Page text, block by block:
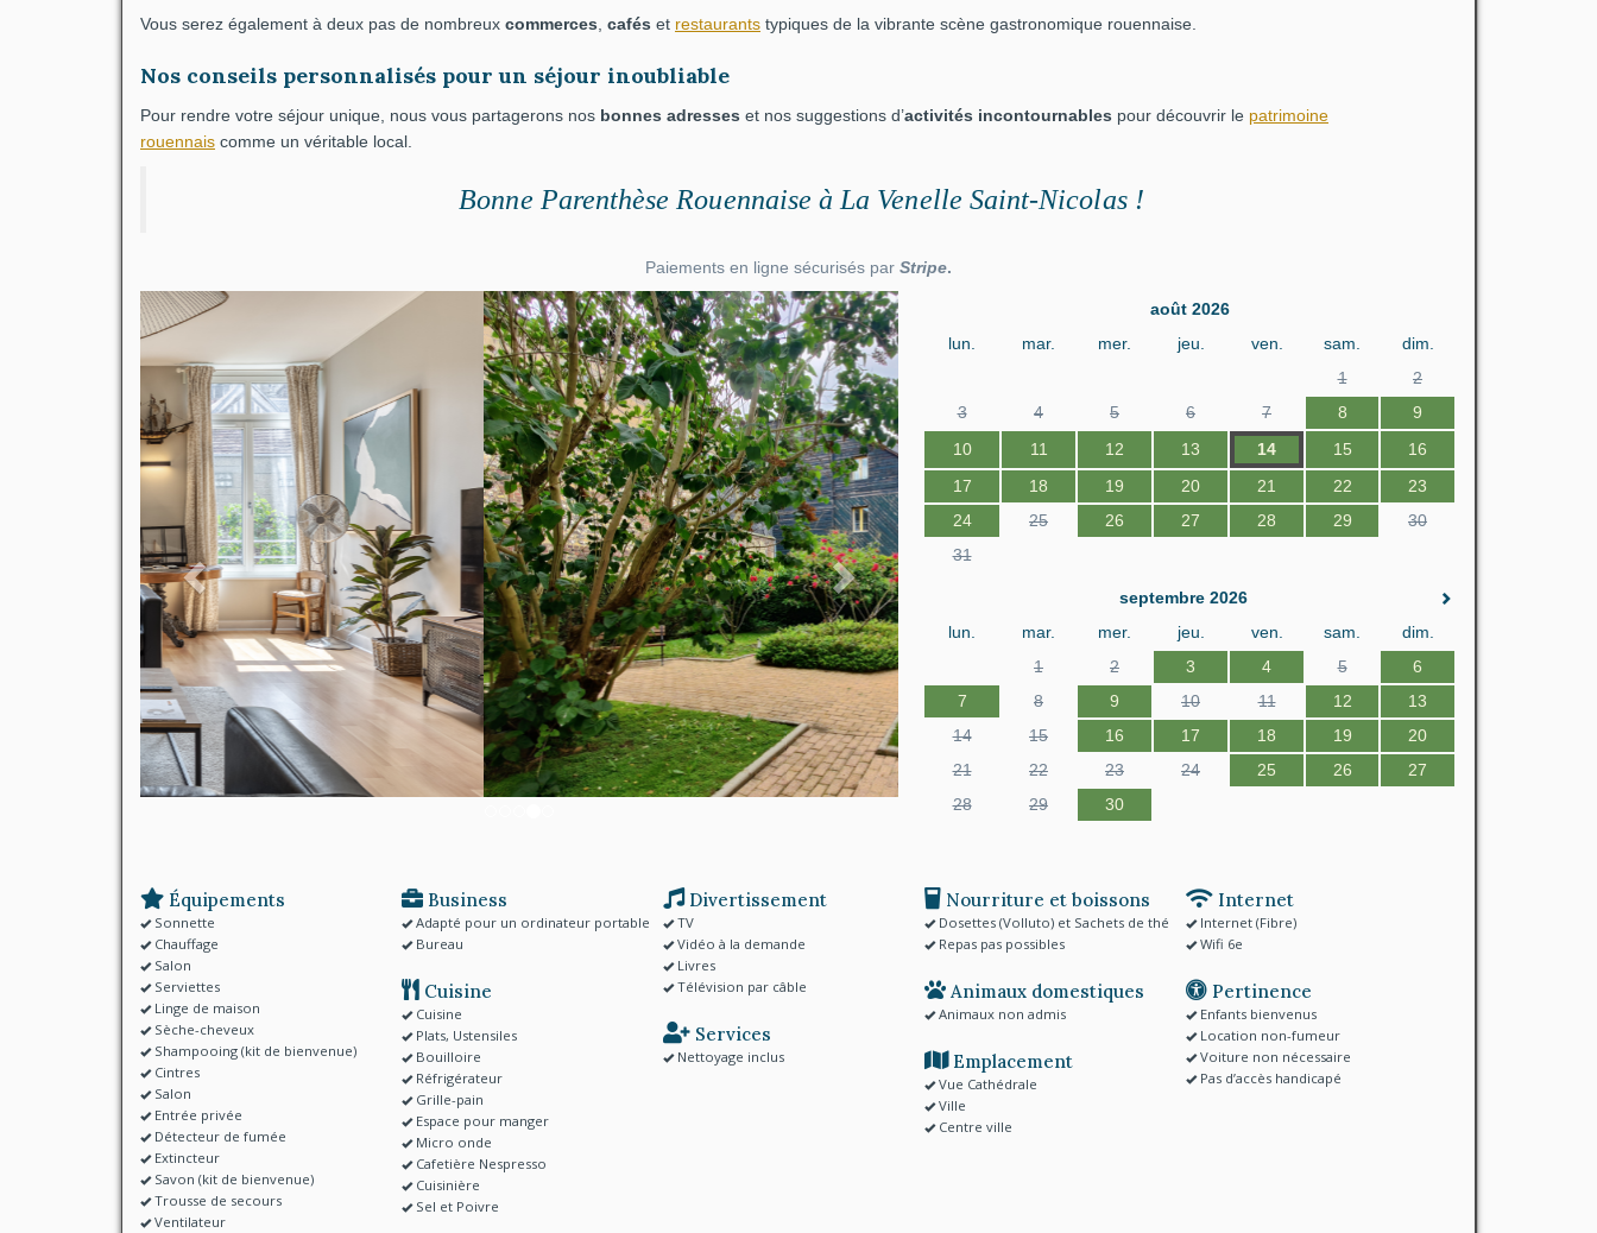
Vous serez également à deux pas de nombreux commerces cafés et restaurants typiques de la vibrante scène gastronomique rouennaise.
Nos conseils personnalisés pour un séjour inoubliable
Pour rendre votre séjour unique, nous vous partagerons nos bonnes adresses et nos suggestions d’activités incontournables pour découvrir le patrimoine
rouennais comme un véritable local
Bonne Parenthèse Rouennaise à La Venelle Saint-Nicolas !
Paiements en ligne sécurisés par Stripe.
Previous Next
août 2026
lun.
mar. mer. jeu. ven. sam.
dim.
1
2
3
4 5 6 7 8
9
10
11 12 13 14 15
16
17
18 19 20 21 22
23
24
25 26 27 28 29
30
31
septembre 2026
lun.
mar. mer. jeu. ven. sam.
dim.
1
2 3 4 5
6
7
8 9 10 11 12
13
14
15 16 17 18 19
20
21
22 23 24 25 26
27
28
29 30
Équipements
Sonnette
Chauffage
Salon
Serviettes
Linge de maison
Sèche-cheveux
Shampooing (kit de bienvenue)
Cintres
Salon
Entrée privée
Détecteur de fumée
Extincteur
Savon (kit de bienvenue)
Trousse de secours
Ventilateur
Business
Adapté pour un ordinateur portable
Bureau
Divertissement
TV
Vidéo à la demande
Livres
Télévision par câble
Nourriture et boissons
Dosettes (Volluto) et Sachets de thé
Repas pas possibles
Internet
Internet (Fibre)
Wifi 6e
Cuisine
Cuisine
Plats, Ustensiles
Bouilloire
Réfrigérateur
Grille-pain
Espace pour manger
Micro onde
Cafetière Nespresso
Cuisinière
Sel et Poivre
Animaux domestiques
Animaux non admis
Pertinence
Enfants bienvenus
Location non-fumeur
Voiture non nécessaire
Pas d’accès handicapé
Services
Nettoyage inclus Emplacement
Vue Cathédrale
Ville
Centre ville